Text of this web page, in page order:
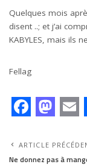
Quelques mois
disent ..; et j’ai
KABYLES, mais ils
Fellag
a a m
ARTICLE
Ne donnez pas à